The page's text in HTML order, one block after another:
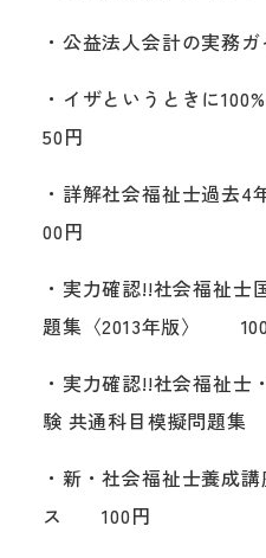
・公益法人会計の実
・イザというときに
50円
・詳解社会福祉士過去
00円
・実力確認!!社会福祉士
題集〈2013年版〉
・実力確認!!社会福祉士
験 共通科目模擬問題
・新・社会福祉士養成
ス 100円